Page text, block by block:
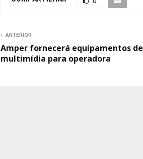
ANTERIOR
Amper fornecerá equipamentos de
multimídia para operadora